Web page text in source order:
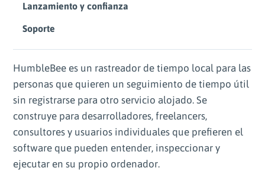
Lanzamiento y confianza
Soporte
HumbleBee es un rastreador de tiempo local para las
personas que quieren un seguimiento de tiempo útil
sin registrarse para otro servicio alojado. Se
construye para desarrolladores, freelancers,
consultores y usuarios individuales que prefieren el
software que pueden entender, inspeccionar y
ejecutar en su propio ordenador.